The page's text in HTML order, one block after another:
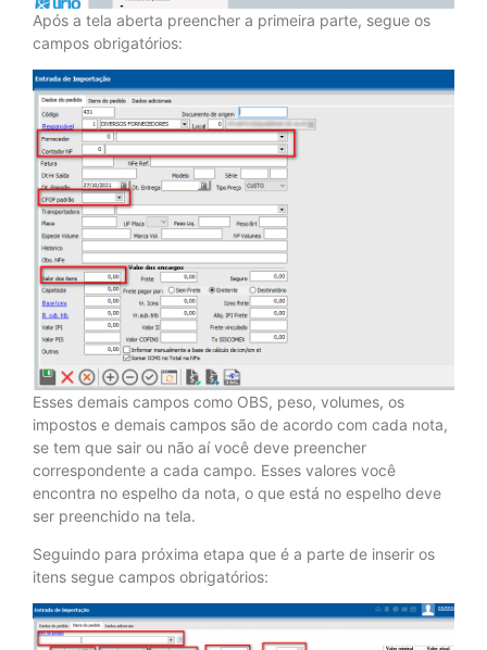
Após a tela aberta preencher a primeira parte, segue os
campos obrigatórios:
Esses demais campos como OBS, peso, volumes, os
impostos e demais campos são de acordo com cada nota,
se tem que sair ou não aí você deve preencher
correspondente a cada campo. Esses valores você
encontra no espelho da nota, o que está no espelho deve
ser preenchido na tela.
Seguindo para próxima etapa que é a parte de inserir os
itens segue campos obrigatórios: